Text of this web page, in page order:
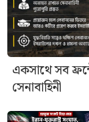
একসাথে সব
সেনাবাহিনী